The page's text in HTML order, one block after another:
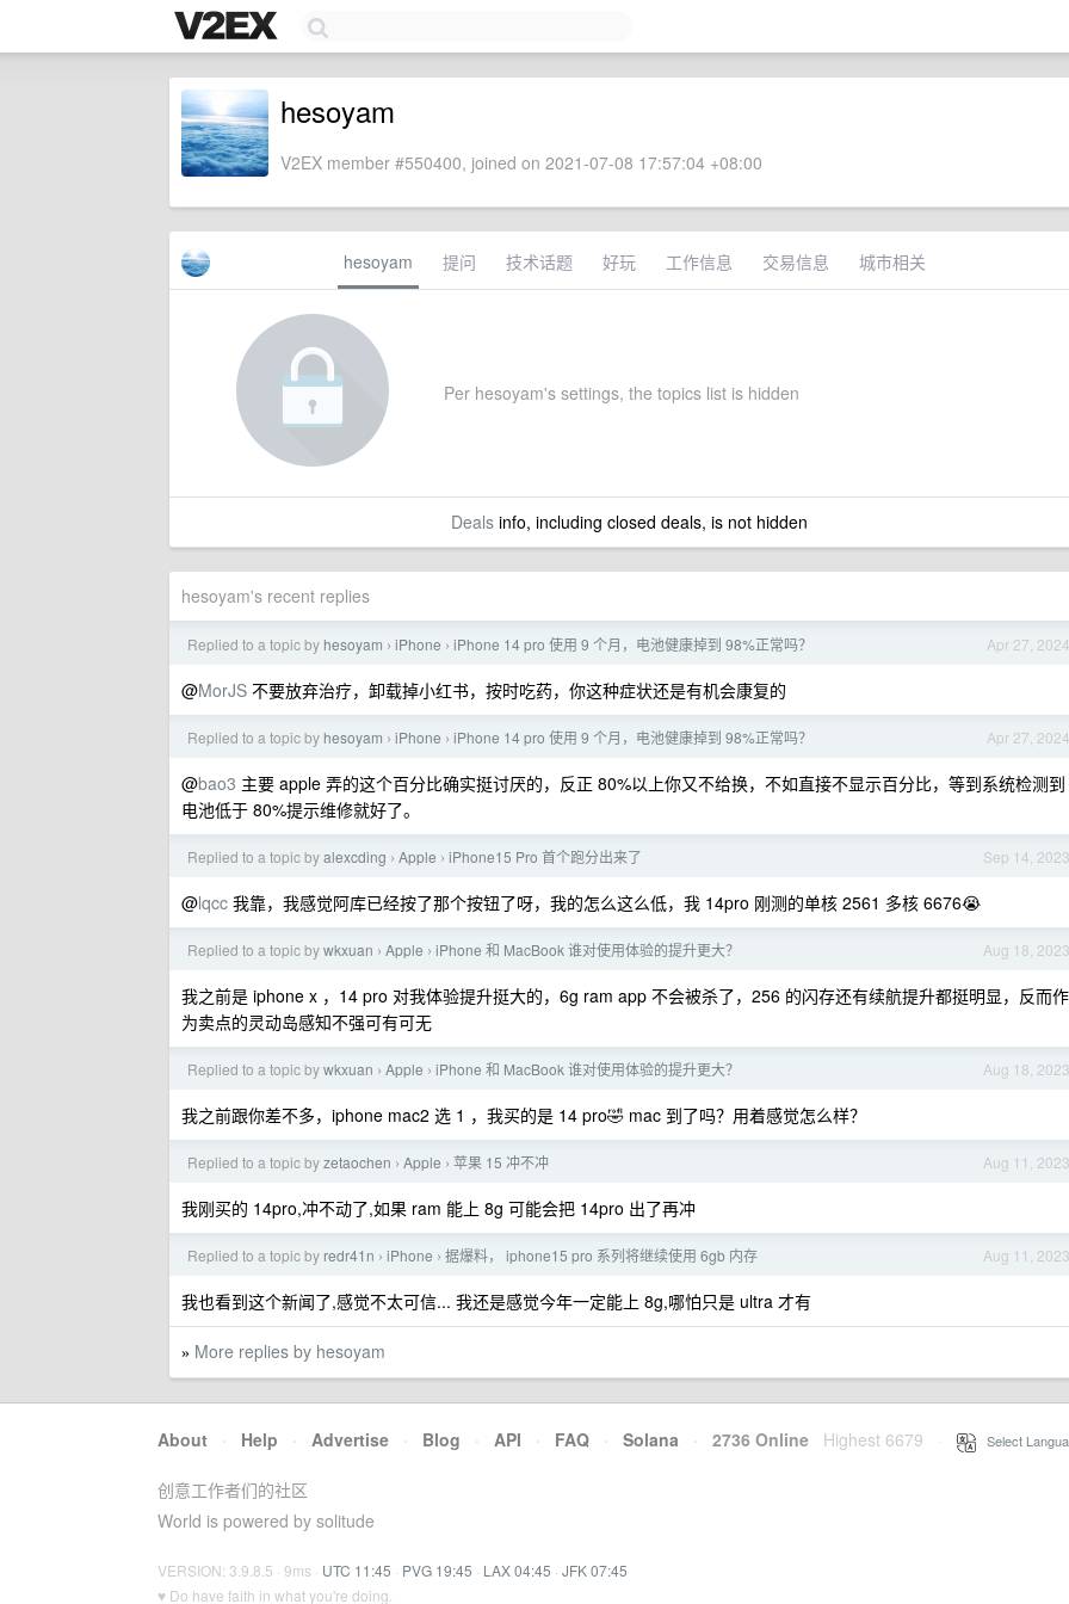
hesoyam
V2EX member #550400, joined on 2021-07-08 17:57:04 +08:00
hesoyam 提问 技术话题 好玩 工作信息 交易信息 城市相关
Per hesoyam's settings, the topics list is hidden
Dealsinfo, including closed deals, is not hidden
hesoyam's recent replies
Apr 27, 2024
Replied to a topic by hesoyam › iPhone › iPhone 14 pro 使用 9 个月，电池健康掉到 98%正常吗？
@MorJS 不要放弃治疗，卸载掉小红书，按时吃药，你这种症状还是有机会康复的
Apr 27, 2024
Replied to a topic by hesoyam › iPhone › iPhone 14 pro 使用 9 个月，电池健康掉到 98%正常吗？
@bao3 主要 apple 弄的这个百分比确实挺讨厌的，反正 80%以上你又不给换，不如直接不显示百分比，等到系统检测到
电池低于 80%提示维修就好了。
Sep 14, 2023
Replied to a topic byalexcding › Apple › iPhone15 Pro 首个跑分出来了
@lqcc 我靠，我感觉阿库已经按了那个按钮了呀，我的怎么这么低，我 14pro 刚测的单核 2561 多核 6676😭
Aug 18, 2023
Replied to a topic bywkxuan › Apple › iPhone 和 MacBook 谁对使用体验的提升更大？
我之前是 iphone x ，14 pro 对我体验提升挺大的，6g ram app 不会被杀了，256 的闪存还有续航提升都挺明显，反而作
为卖点的灵动岛感知不强可有可无
Aug 18, 2023
Replied to a topic bywkxuan › Apple › iPhone 和 MacBook 谁对使用体验的提升更大？
我之前跟你差不多，iphone mac2 选 1 ，我买的是 14 pro🤣 mac 到了吗？用着感觉怎么样？
Aug 11, 2023
Replied to a topic byzetaochen › Apple › 苹果 15 冲不冲
我刚买的 14pro,冲不动了,如果 ram 能上 8g 可能会把 14pro 出了再冲
Aug 11, 2023
Replied to a topic by redr41n › iPhone › 据爆料， iphone15 pro 系列将继续使用 6gb 内存
我也看到这个新闻了,感觉不太可信... 我还是感觉今年一定能上 8g,哪怕只是 ultra 才有
» More replies by hesoyam
About · Help · Advertise · Blog · API · FAQ · Solana · 2736 Online Highest 6679 Select
创意工作者们的社区
World is powered by solitude
VERSION: 3.9.8.5 · 9ms · UTC 11:45 · PVG 19:45 · LAX 04:45 · JFK 07:45
♥ Do have faith in what you're doing.